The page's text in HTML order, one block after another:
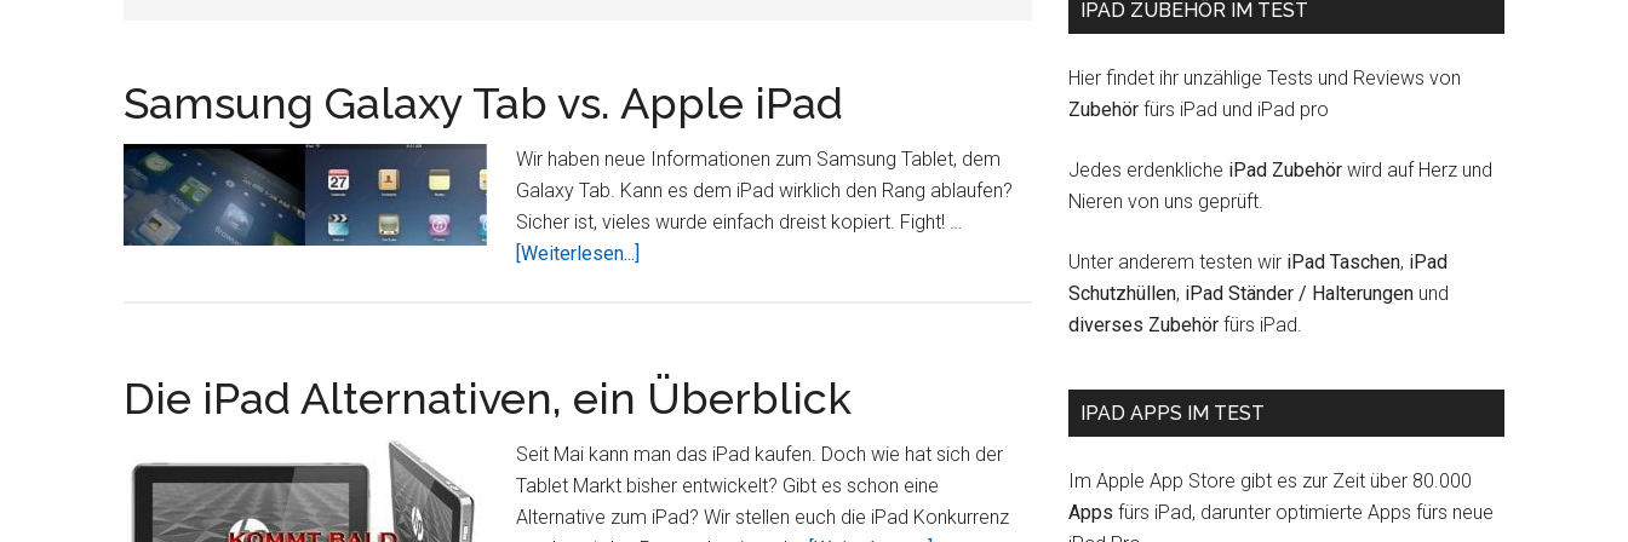
Samsung Galaxy Tab vs. Apple iPad
Wir haben neue Informationen zum Samsung Tablet, dem
Galaxy Tab. Kann es dem iPad wirklich den Rang ablaufen?
Sicher ist, vieles wurde einfach dreist kopiert. Fight! …
[Weiterlesen...]
Apple
iPad
Die iPad Alternativen, ein Überblick
Seit Mai kann man das iPad kaufen. Doch wie hat sich der
Tablet Markt bisher entwickelt? Gibt es schon eine
Alternative zum iPad? Wir stellen euch die iPad Konkurrenz
IPAD ZUBEHÖR IM TEST
Hier findet ihr unzählige Tests und Reviews von
Zubehör fürs iPad und iPad pro
Jedes erdenkliche iPad Zubehör wird auf Herz und
Nieren von uns geprüft.
Unter anderem testen wir iPad Taschen, iPad
Schutzhüllen, iPad Ständer / Halterungen und
diverses Zubehör fürs iPad.
IPAD APPS IM TEST
Im Apple App Store gibt es zur Zeit über 80.000
Apps fürs iPad, darunter optimierte Apps fürs neue